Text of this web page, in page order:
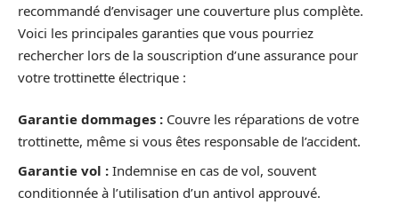
recommandé d’envisager une couverture plus complète.
Voici les principales garanties que vous pourriez
rechercher lors de la souscription d’une assurance pour
votre trottinette électrique :
Garantie dommages : Couvre les réparations de votre
trottinette, même si vous êtes responsable de l’accident.
Garantie vol : Indemnise en cas de vol, souvent
conditionnée à l’utilisation d’un antivol approuvé.